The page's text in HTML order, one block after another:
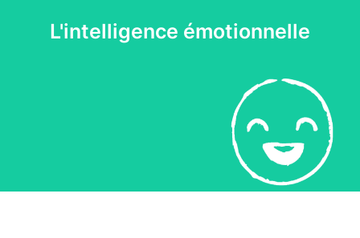
L'intelligence émotionnelle